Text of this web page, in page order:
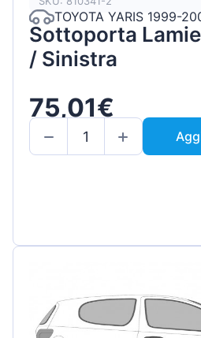
TOYOTA YARIS 1999-
Sottoporta
/ Sinistra
75,01€